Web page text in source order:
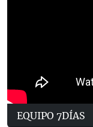
EQUIPO 7DÍAS